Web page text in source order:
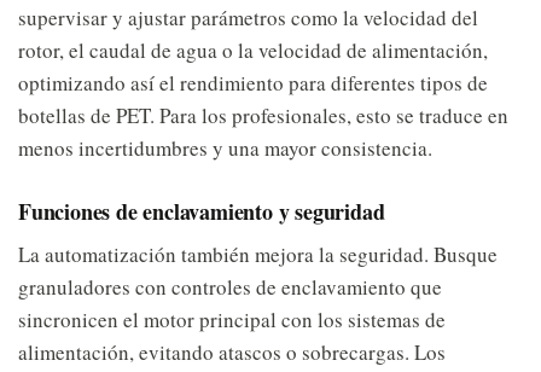
supervisar y ajustar parámetros como la velocidad del
rotor, el caudal de agua o la velocidad de alimentación,
optimizando así el rendimiento para diferentes tipos de
botellas de PET. Para los profesionales, esto se traduce en
menos incertidumbres y una mayor consistencia.
Funciones de enclavamiento y seguridad
La automatización también mejora la seguridad. Busque
granuladores con controles de enclavamiento que
sincronicen el motor principal con los sistemas de
alimentación, evitando atascos o sobrecargas. Los